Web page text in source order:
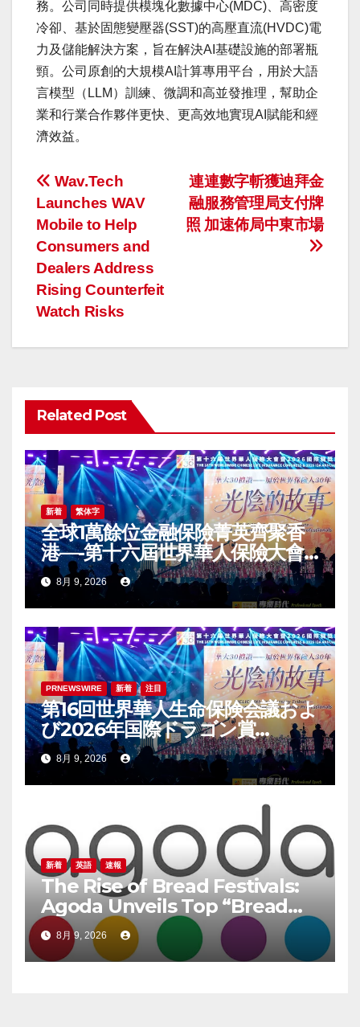
務。公司同時提供模塊化數據中心(MDC)、高密度
冷卻、基於固態變壓器(SST)的高壓直流(HVDC)電
力及儲能解決方案，旨在解決AI基礎設施的部署瓶
頸。公司原創的大規模AI計算專用平台，用於大語
言模型（LLM）訓練、微調和高並發推理，幫助企
業和行業合作夥伴更快、更高效地實現AI賦能和經
濟效益。
投
稿
ナ
ビ
ゲ
ー
ョ
ン
連連數字斬獲迪拜金
融服務管理局支付牌
照 加速佈局中東市場
Wav.Tech
Launches WAV
Mobile to Help
Consumers and
Dealers Address
Rising Counterfeit
Watch Risks
Related Post
新着 繁体字
全球1萬餘位金融保險菁英齊聚香
港—-第十六屆世界華人保險大會
暨2026國際龍獎IDA年會盛大舉
辦8月 9, 2026
PRNEWSWIRE 新着 注目
第16回世界華人生命保険会議およ
び2026年国際ドラゴン賞
（IDA）年次会議が盛大に開催
8月 9, 2026
新着 英語 速報
The Rise of Bread Festivals:
Agoda Unveils Top “Bread
Pilgrimage” Destinations in
South Korea
8月 9, 2026